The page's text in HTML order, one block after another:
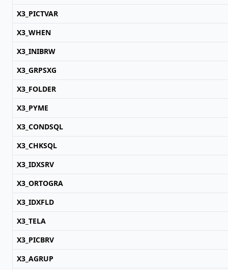
X3_PICTVAR
X3_WHEN
X3_INIBRW
X3_GRPSXG
X3_FOLDER
X3_PYME
X3_CONDSQL
X3_CHKSQL
X3_IDXSRV
X3_ORTOGRA
X3_IDXFLD
X3_TELA
X3_PICBRV
X3_AGRUP